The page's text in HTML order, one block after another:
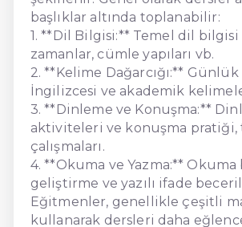
başlıklar altında toplanabilir:
1. **Dil Bilgisi:** Temel dil bilgisi
zamanlar, cümle yapıları vb.
2. **Kelime Dağarcığı:**
İngilizcesi ve akademik
3. **Dinleme ve Konuşma:**
aktiviteleri ve konuşma pratiği,
çalışmaları.
4. **Okuma ve Yazma:**
geliştirme ve yazılı ifade
Eğitmenler, genellikle çeşitli
kullanarak dersleri daha